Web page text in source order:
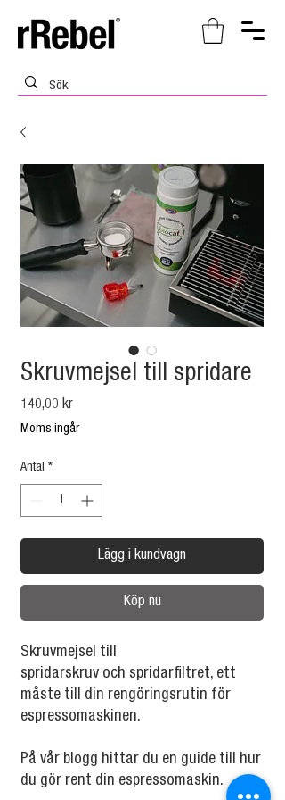
Skruvmejsel till spridare
140,00 krPris
Moms ingår
Antal *
Lägg i kundvagn
Köp nu
Skruvmejsel till
spridarskruv och spridarfiltret, ett
måste till din rengöringsrutin för
espressomaskinen.
På vår blogg hittar du en guide till hur
du gör rent din espressomaskin.